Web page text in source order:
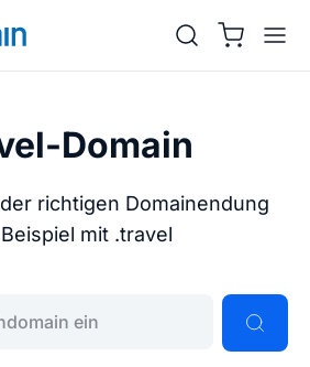
Domain
richtigen Domainendung
mit .travel